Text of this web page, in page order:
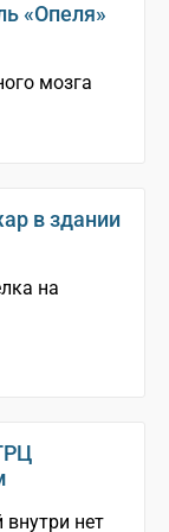
«Опеля»
мозга
в здании
на
нет